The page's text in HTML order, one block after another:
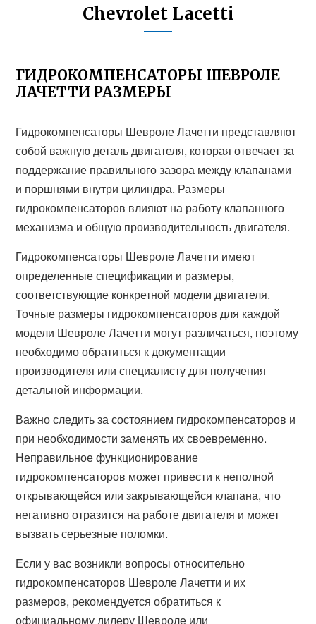
Chevrolet Lacetti
ГИДРОКОМПЕНСАТОРЫ ШЕВРОЛЕ
ЛАЧЕТТИ РАЗМЕРЫ
Гидрокомпенсаторы Шевроле Лачетти представляют
собой важную деталь двигателя, которая отвечает за
поддержание правильного зазора между клапанами
и поршнями внутри цилиндра. Размеры
гидрокомпенсаторов влияют на работу клапанного
механизма и общую производительность двигателя.
Гидрокомпенсаторы Шевроле Лачетти имеют
определенные спецификации и размеры,
соответствующие конкретной модели двигателя.
Точные размеры гидрокомпенсаторов для каждой
модели Шевроле Лачетти могут различаться, поэтому
необходимо обратиться к документации
производителя или специалисту для получения
детальной информации.
Важно следить за состоянием гидрокомпенсаторов и
при необходимости заменять их своевременно.
Неправильное функционирование
гидрокомпенсаторов может привести к неполной
открывающейся или закрывающейся клапана, что
негативно отразится на работе двигателя и может
вызвать серьезные поломки.
Если у вас возникли вопросы относительно
гидрокомпенсаторов Шевроле Лачетти и их
размеров, рекомендуется обратиться к
официальному дилеру Шевроле или